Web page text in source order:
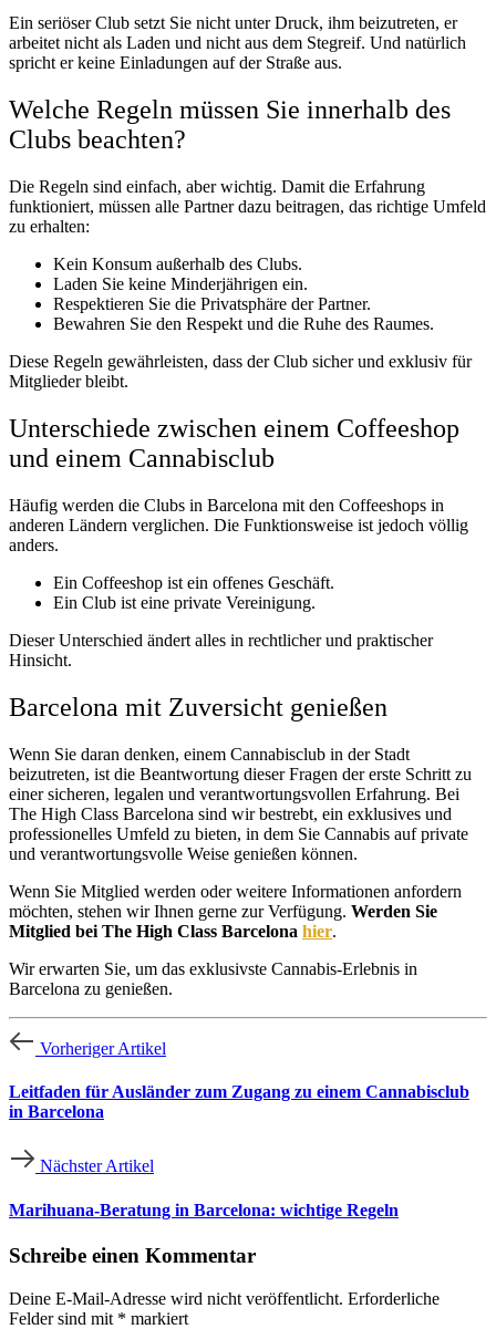
Ein seriöser Club setzt Sie nicht unter Druck, ihm beizutreten, er
arbeitet nicht als Laden und nicht aus dem Stegreif. Und natürlich
spricht er keine Einladungen auf der Straße aus.
Welche Regeln müssen Sie innerhalb des
Clubs beachten?
Die Regeln sind einfach, aber wichtig. Damit die Erfahrung
funktioniert, müssen alle Partner dazu beitragen, das richtige Umfeld
zu erhalten:
Kein Konsum außerhalb des Clubs.
Laden Sie keine Minderjährigen ein.
Respektieren Sie die Privatsphäre der Partner.
Bewahren Sie den Respekt und die Ruhe des Raumes.
Diese Regeln gewährleisten, dass der Club sicher und exklusiv für
Mitglieder bleibt.
Unterschiede zwischen einem Coffeeshop
und einem Cannabisclub
Häufig werden die Clubs in Barcelona mit den Coffeeshops in
anderen Ländern verglichen. Die Funktionsweise ist jedoch völlig
anders.
Ein Coffeeshop ist ein offenes Geschäft.
Ein Club ist eine private Vereinigung.
Dieser Unterschied ändert alles in rechtlicher und praktischer
Hinsicht.
Barcelona mit Zuversicht genießen
Wenn Sie daran denken, einem Cannabisclub in der Stadt
beizutreten, ist die Beantwortung dieser Fragen der erste Schritt zu
einer sicheren, legalen und verantwortungsvollen Erfahrung. Bei
The High Class Barcelona sind wir bestrebt, ein exklusives und
professionelles Umfeld zu bieten, in dem Sie Cannabis auf private
und verantwortungsvolle Weise genießen können.
Wenn Sie Mitglied werden oder weitere Informationen anfordern
möchten, stehen wir Ihnen gerne zur Verfügung. Werden Sie
Mitglied bei The High Class Barcelona hier.
Wir erwarten Sie, um das exklusivste Cannabis-Erlebnis in
Barcelona zu genießen.
Vorheriger Artikel
Leitfaden für Ausländer zum Zugang zu einem Cannabisclub
in Barcelona
Nächster Artikel
Marihuana-Beratung in Barcelona: wichtige Regeln
Schreibe einen Kommentar
Deine E-Mail-Adresse wird nicht veröffentlicht. Erforderliche
Felder sind mit * markiert